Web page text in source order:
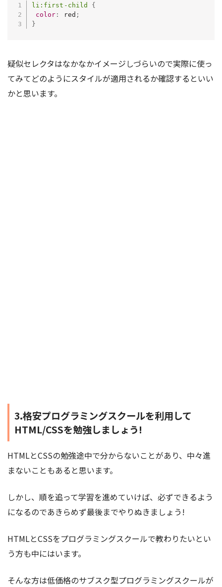
li:first-child
{
color : red ;
}
疑似セレクタはなかなかイメージしづらいので実際に使っ
てみてどのようにスタイルが適用されるか確認するといい
かと思います。
3.格安プログラミングスクールを利用して
HTML/CSSを勉強しましょう!
HTMLとCSSの勉強途中で分からないことがあり、中々進
まないこともあると思います。
しかし、順を追って学習を進めていけば、必ずできるよう
になるのであきらめず最後までやりぬきましょう!
HTMLとCSSをプログラミングスクールで教わりたいとい
う方も中にはいます。
そんな方は低価格のサブスク型プログラミングスクールが